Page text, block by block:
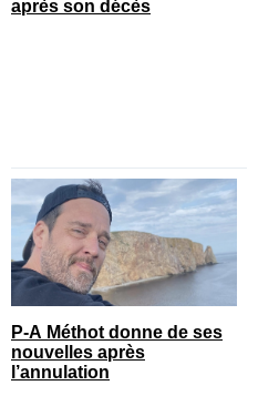
après son décès
P-A Méthot donne de ses
nouvelles après
l’annulation